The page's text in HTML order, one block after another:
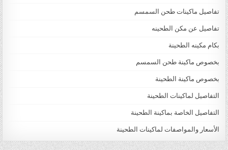
تفاصيل ماكينات طحن السمسم
تفاصيل عن مكن الطحينه
بكام مكينه الطحينة
بخصوص ماكينة طحن السمسم
بخصوص ماكينة الطحينة
التفاصيل لماكينات الطحينة
التفاصيل الخاصة بماكينة الطحينة
الأسعار والمواصفات لماكينات الطحينة